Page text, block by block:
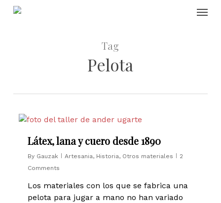
Skip
Tag
Pelota
Látex, lana y cuero desde 1890
By Gauzak Artesania, Historia, Otros materiales
2
Comments
Los materiales con los que se fabrica una
pelota para jugar a mano no han variado
2